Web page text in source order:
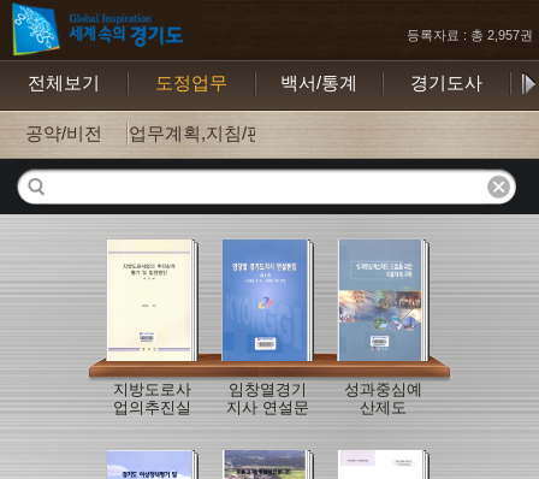
등록자료 : 총 2,957권
전체보기 도정업무 백서/통계 경기도사
공약/비전 업무계획,지침/편람
지방도로사
업의추진실
임창열경기
지사 연설문
성과중심예
산제도